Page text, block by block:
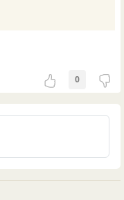
0